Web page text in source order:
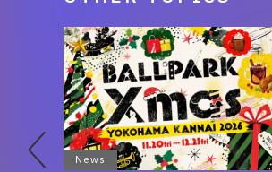
News